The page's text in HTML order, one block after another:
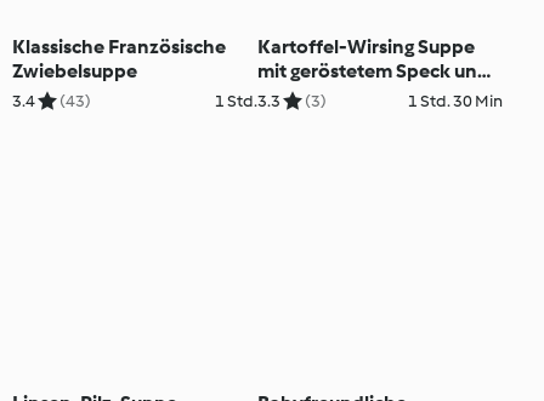
Klassische Französische
Zwiebelsuppe
3.4 (43) 1 Std.
Kartoffel-Wirsing Suppe
mit geröstetem Speck und
Brotwürfel & Rote Rüben
3.3 (3) 1 Std. 30 Min